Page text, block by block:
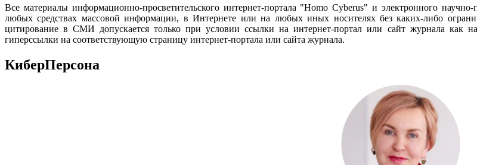
Все материалы информационно-просветительского интернет-портала "Homo Cyberus" и электронного
любых средствах массовой информации, в Интернете или на любых иных носителях без каких-либо
цитирование в СМИ допускается только при условии ссылки на интернет-портал или сайт журнала как
гиперссылки на соответствующую страницу интернет-портала или сайта журнала.
КиберПерсона